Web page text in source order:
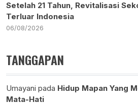
Setelah 21 Tahun, Revitalisasi
Terluar Indonesia
06/08/2026
TANGGAPAN
Umayani pada Hidup Mapan Yang
Mata-Hati